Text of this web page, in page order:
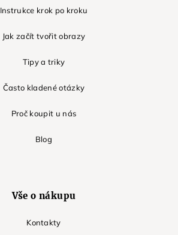
Instrukce krok po kroku
Jak začít tvořit obrazy
Tipy a triky
Často kladené otázky
Proč koupit u nás
Blog
Vše o nákupu
Kontakty